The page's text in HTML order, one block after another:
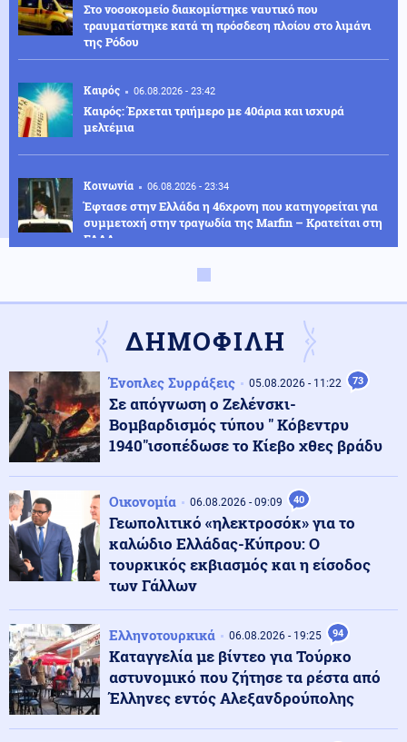
Στο νοσοκομείο διακομίστηκε ναυτικό που
τραυματίστηκε κατά τη πρόσδεση πλοίου στο λιμάνι
της Ρόδου
Καιρός 06.08.2026 - 23:42
Καιρός: Έρχεται τριήμερο με 40άρια και ισχυρά
μελτέμια
Κοινωνία 06.08.2026 - 23:34
Έφτασε στην Ελλάδα η 46χρονη που κατηγορείται για
συμμετοχή στην τραγωδία της Marfin – Κρατείται στη
ΓΑΔΑ
ΗΠΑ: Στήριξη στην Ισπανία για Θέουτα και Μελίγια,
επίθεση στον Σάντσεθ για το μεταναστευτικό
Μέση Ανατολή 06.08.2026 - 23:17
Ισραήλ: «Φρένο» στην αποχώρηση από νέες περιοχές
του νότιου Λιβάνου έως ότου εφαρμοστεί η συμφωνία
Κόσμος 06.08.2026 - 23:14
Επιβεβαιώνεται η ανοδική τάση της AfD στη Γερμανία:
Στο 28% ανέβηκε, βυθίζεται η δημοτικότητα του Μερτς
Κόσμος 06.08.2026 - 23:07
Ξεκινά δελτίο νερού στο Πουέρτο Ρίκο λόγω της
ξηρασίας
Κοινωνία 06.08.2026 - 23:06
Διατάχθηκε ΕΔΕ για τους αστυνομικούς που
εμπλέκονται στην υπόθεση της 75χρονης στα Χανιά
ΔΗΜΟΦΙΛΗ
Ένοπλες Συρράξεις 05.08.2026 - 11:22 73
Σε απόγνωση ο Ζελένσκι-
Βομβαρδισμός τύπου " Κόβεντρυ
1940"ισοπέδωσε το Κίεβο χθες βράδυ
Οικονομία 06.08.2026 - 09:09 40
Γεωπολιτικό «ηλεκτροσόκ» για το
καλώδιο Ελλάδας-Κύπρου: Ο
τουρκικός εκβιασμός και η είσοδος
των Γάλλων
Ελληνοτουρκικά 06.08.2026 - 19:25 94
Καταγγελία με βίντεο για Τούρκο
αστυνομικό που ζήτησε τα ρέστα από
Έλληνες εντός Αλεξανδρούπολης